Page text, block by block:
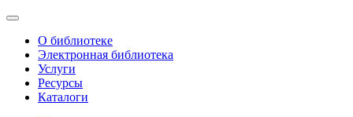
О библиотеке
Электронная библиотека
Услуги
Ресурсы
Каталоги